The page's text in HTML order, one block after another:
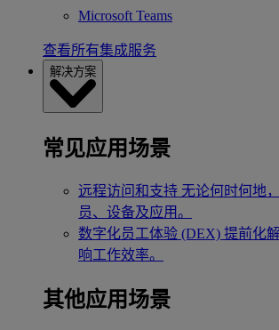
Microsoft Teams
查看所有集成服务
解决方案
常见应用场景
远程访问和支持 无论何时何地
员、设备及应用。
数字化员工体验 (DEX) 提前化
响工作效率。
其他应用场景